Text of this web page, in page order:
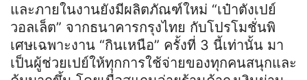
และภายในงานยังมีผลิตภัณฑ์ใหม่ “เป๋าตังเปย์
วอลเล็ต” จากธนาคารกรุงไทย กับโปรโมชั่นพิ
เศษเฉพาะงาน “กินเหนือ” ครั้งที่ 3 นี้เท่านั้น มา
เป็นผู้ช่วยเปย์ให้ทุกการใช้จ่ายของทุกคนสนุกและ